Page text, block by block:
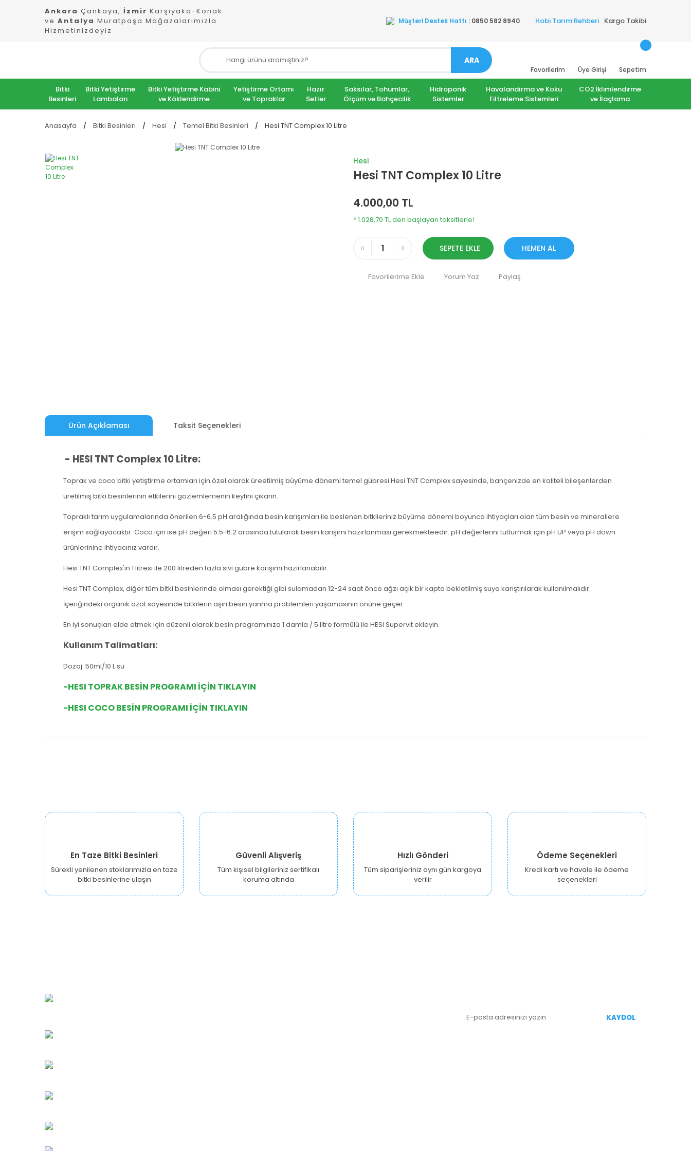
Ankara Çankaya, İzmir Karşıyaka-Konak
ve Antalya Muratpaşa Mağazalarımızla
Hizmetinizdeyiz
Müşteri Destek Hattı : 0850 582 8940 Hobi Tarım Rehberi Kargo Takibi
ARA
Favorilerim Üye Girişi Sepetim
Bitki
Besinleri
Bitki Yetiştirme
Lambaları
Bitki Yetiştirme Kabini
ve Köklendirme
Yetiştirme Ortamı
ve Topraklar
Hazır
Setler
Saksılar, Tohumlar,
Ölçüm ve Bahçecilik
Hidroponik
Sistemler
Havalandırma ve Koku
Filtreleme Sistemleri
CO2 İklimlendirme
ve İlaçlama
Anasayfa Bitki Besinleri Hesi Temel Bitki Besinleri Hesi TNT Complex 10 Litre
Hesi
Hesi TNT Complex 10 Litre
4.000,00 TL
* 1.028,70 TL den başlayan taksitlerle!
SEPETE EKLE HEMEN AL
Yorum Yaz Paylaş
Ürün Açıklaması Taksit Seçenekleri
- HESI TNT Complex 10 Litre:
Toprak ve coco bitki yetiştirme ortamları için özel olarak üreetilmiş büyüme dönemi temel gübresi Hesi TNT Complex sayesinde, bahçenizde en kaliteli bileşenlerden
üretilmiş bitki besinlerinin etkilerini gözlemlemenin keyfini çıkarın.
Topraklı tarım uygulamalarında önerilen 6-6.5 pH aralığında besin karışımları ile beslenen bitkileriniz büyüme dönemi boyunca ihtiyaçları olan tüm besin ve minerallere
erişim sağlayacaktır. Coco için ise pH değeri 5.5-6.2 arasında tutularak besin karışımı hazırlanması gerekmekteedir. pH değerlerini tutturmak için pH UP veya pH down
ürünlerinine ihtiyacınız vardır.
Hesi TNT Complex'in 1 litresi ile 200 litreden fazla sıvı gübre karışımı hazırlanabilir.
Hesi TNT Complex, diğer tüm bitki besinlerinde olması gerektiği gibi sulamadan 12-24 saat önce ağzı açık bir kapta bekletilmiş suya karıştırılarak kullanılmalıdır.
İçeriğindeki organik azot sayesinde bitkilerin aşırı besin yanma problemleri yaşamasının önüne geçer.
En iyi sonuçları elde etmek için düzenli olarak besin programınıza 1 damla / 5 litre formülü ile HESI Supervit ekleyin.
Kullanım Talimatları:
Dozaj: 50ml/10 L su
-HESI TOPRAK BESİN PROGRAMI İÇİN TIKLAYIN
-HESI COCO BESİN PROGRAMI İÇİN TIKLAYIN
En Taze Bitki Besinleri
Sürekli yenilenen stoklarımızla en taze
bitki besinlerine ulaşın
Güvenli Alışveriş
Tüm kişisel bilgileriniz sertifikalı
koruma altında
Hızlı Gönderi
Tüm siparişleriniz aynı gün kargoya
verilir
Ödeme Seçenekleri
Kredi kartı ve havale ile ödeme
seçenekleri
KAYDOL